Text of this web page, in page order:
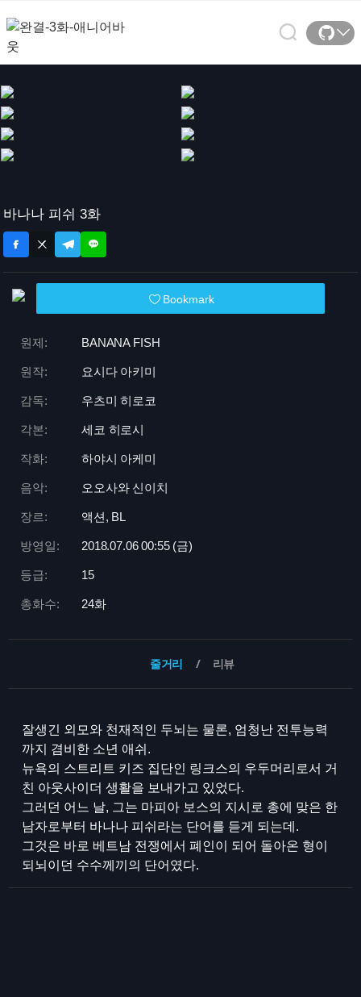
바나나 피쉬 3화
Bookmark
원제: BANANA FISH
원작: 요시다 아키미
감독: 우츠미 히로코
각본: 세코 히로시
작화: 하야시 아케미
음악: 오오사와 신이치
장르: 액션, BL
방영일: 2018.07.06 00:55 (금)
등급: 15
총화수: 24화
줄거리 리뷰
잘생긴 외모와 천재적인 두뇌는 물론, 엄청난 전투능력
까지 겸비한 소년 애쉬.
뉴욕의 스트리트 키즈 집단인 링크스의 우두머리로서 거
친 아웃사이더 생활을 보내가고 있었다.
그러던 어느 날, 그는 마피아 보스의 지시로 총에 맞은 한
남자로부터 바나나 피쉬라는 단어를 듣게 되는데.
그것은 바로 베트남 전쟁에서 폐인이 되어 돌아온 형이
되뇌이던 수수께끼의 단어였다.